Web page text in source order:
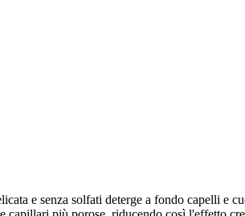
e senza solfati deterge a fondo capelli e